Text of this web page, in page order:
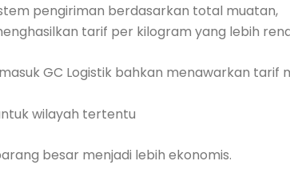
pengiriman berdasarkan total muatan,
tarif per kilogram yang lebih
GC Logistik bahkan menawarkan tarif
wilayah tertentu
besar menjadi lebih ekonomis.